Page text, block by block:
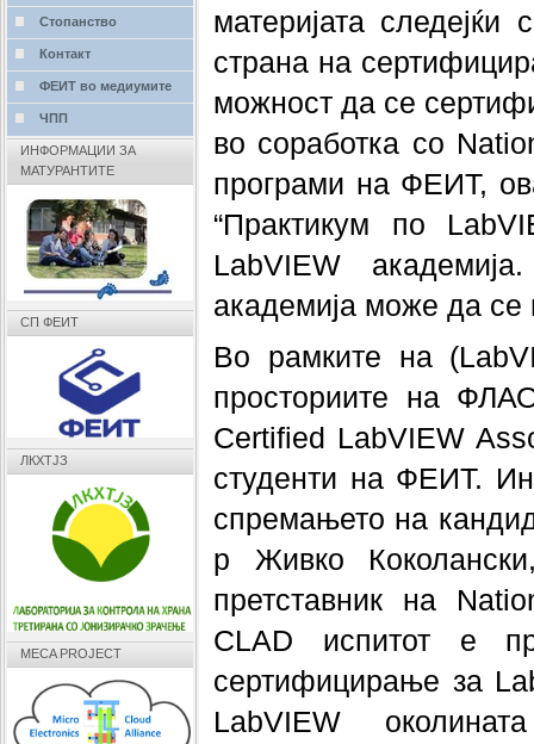
материјата
страна на
можност да се
во соработка со
програми на ФЕИТ,
“Практикум по
LabVIEW
академија може да се
Во рамките на
просториите на
Certified LabVIEW
студенти на ФЕИТ.
спремањето на
р Живко
претставник на
CLAD испитот е
сертифицирање за
LabVIEW
Стопанство
Контакт
ФЕИТ во медиумите
ЧПП
ИНФОРМАЦИИ ЗА
МАТУРАНТИТЕ
СП ФЕИТ
ЛКХТЈЗ
MECA PROJECT